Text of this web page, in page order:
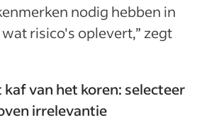
nodig hebben in
risico's oplevert,” zegt
kaf van het koren: selecteer
irrelevantie